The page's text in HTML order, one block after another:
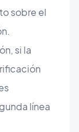
sobre el
si la
línea